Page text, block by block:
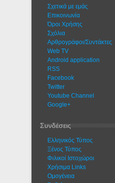
Σχετικά με εμάς
Eπικοινωνία
Όροι Χρήσης
Σχόλια
Αρθρογράφοι/Συντάκτες
Web TV
Android application
RSS
Facebook
Twitter
Youtube Channel
Google+
Συνδέσεις
Ελληνικός Τύπος
Ξένος Τύπος
Φιλικοί Ιστοχώροι
Χρήσιμα Links
Ομογένεια